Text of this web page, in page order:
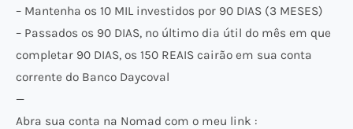
– Mantenha os 10 MIL investidos por 90 DIAS (3 MESES)
– Passados os 90 DIAS, no último dia útil do mês em que
completar 90 DIAS, os 150 REAIS cairão em sua conta
corrente do Banco Daycoval
—
Abra sua conta na Nomad com o meu link :